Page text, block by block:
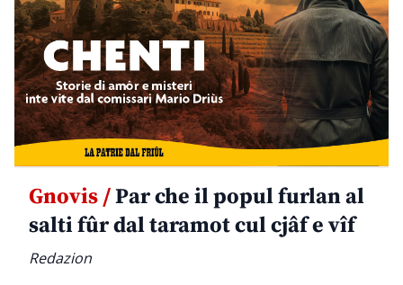
Gnovis /Par che il popul furlan al
salti fûr dal taramot cul cjâf e vîf
Redazion